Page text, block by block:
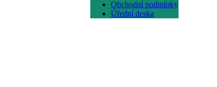
Obchodní podmínky
Úřední deska